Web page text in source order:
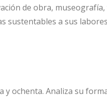
de obra,
a sus
ochenta. Analiza su